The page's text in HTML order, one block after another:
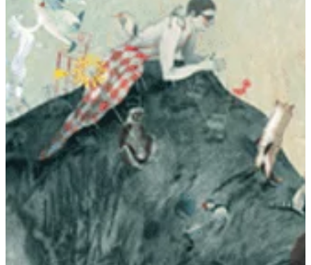
Eventos
Podcast
Assine
Taba na Escola